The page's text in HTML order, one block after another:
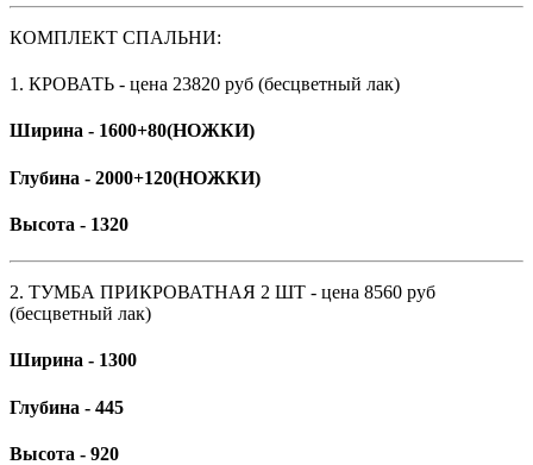
КОМПЛЕКТ СПАЛЬНИ:
1. КРОВАТЬ - цена 23820 руб (бесцветный лак)
Ширина - 1600+80(НОЖКИ)
Глубина - 2000+120(НОЖКИ)
Высота - 1320
2. ТУМБА ПРИКРОВАТНАЯ 2 ШТ - цена 8560 руб
(бесцветный лак)
Ширина - 1300
Глубина - 445
Высота - 920